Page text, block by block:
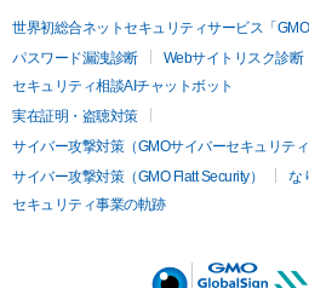
世界初総合ネットセキュリティサービス「GMO
パスワード漏洩診断
Webサイトリスク診断
セキュリティ相談AIチャットボット
実在証明・盗聴対策
サイバー攻撃対策（GMOサイバーセキュリティ
サイバー攻撃対策（GMO Flatt Security）
な
セキュリティ事業の軌跡